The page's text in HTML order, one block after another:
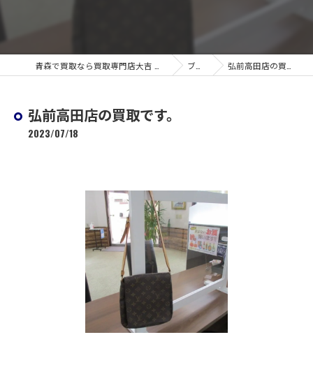
ブログ 弘前高田店の買取です。
弘前高田店の買取です。
2023/07/18